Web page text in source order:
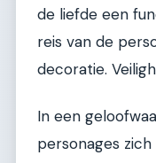
de liefde een
reis van de
decoratie.
In een
personages